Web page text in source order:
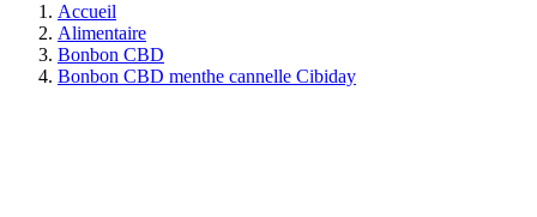
Accueil
Alimentaire
Bonbon CBD
Bonbon CBD menthe cannelle Cibiday